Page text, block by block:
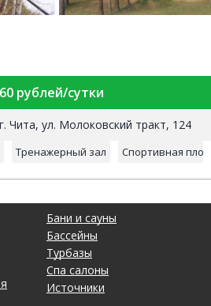
рублей/сутки
Чита, ул. Молоковский тракт, 124
Тренажерный зал Спортивная
Бани и сауны
Бассейны
Турбазы
Спа салоны
Источники